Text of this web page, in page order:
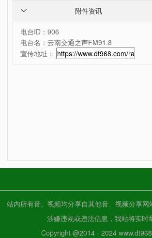
附件资讯

电台ID：906
电台名：云南交通之声FM91.8
宣传地址：
站内所有音、视频均分享自其他音、视频分享
涉嫌违规或违法信息，我站将实
Copyright @2014 - 2024